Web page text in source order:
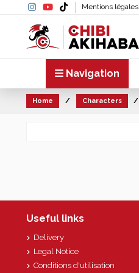
Mentions légales
Navigation
Home Characters
Useful links
Delivery
Legal Notice
Conditions d'utilisation